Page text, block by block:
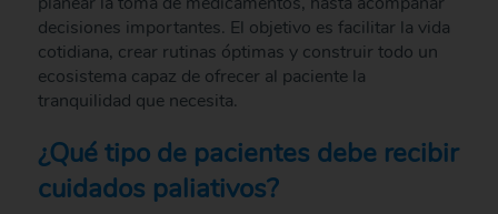
decisiones importantes. El objetivo es facilitar la vida
cotidiana, crear rutinas óptimas y construir todo un
ecosistema capaz de ofrecer al paciente la
tranquilidad que necesita.
¿Qué tipo de pacientes debe recibir
cuidados paliativos?